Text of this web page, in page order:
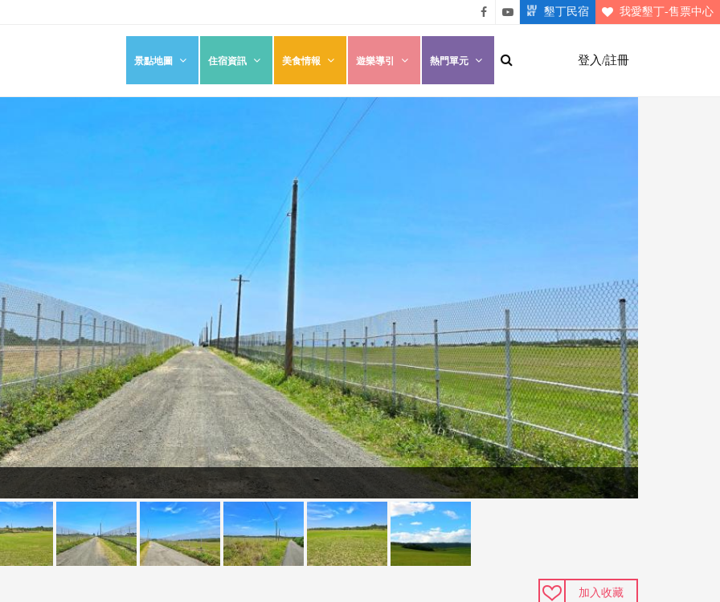
悠遊
墾丁
粉絲
墾丁
墾丁民宿 我愛墾丁-售票中心
登入/註冊
景點地圖 住宿資訊 美食情報 遊樂導引 熱門單元
加入收藏